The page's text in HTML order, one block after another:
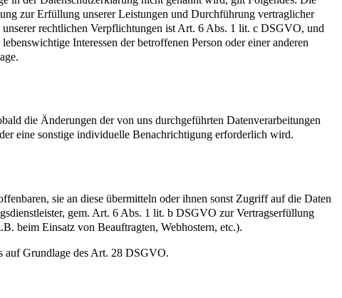
zur Erfüllung unserer Leistungen und Durchführung vertraglicher
rechtlichen Verpflichtungen ist Art. 6 Abs. 1 lit. c DSGVO, und
Interessen der betroffenen Person oder einer anderen
die Änderungen der von uns durchgeführten Datenverarbeitungen
eine sonstige individuelle Benachrichtigung erforderlich wird.
sie an diese übermitteln oder ihnen sonst Zugriff auf die Daten
gem. Art. 6 Abs. 1 lit. b DSGVO zur Vertragserfüllung
beim Einsatz von Beauftragten, Webhostern, etc.).
auf Grundlage des Art. 28 DSGVO.